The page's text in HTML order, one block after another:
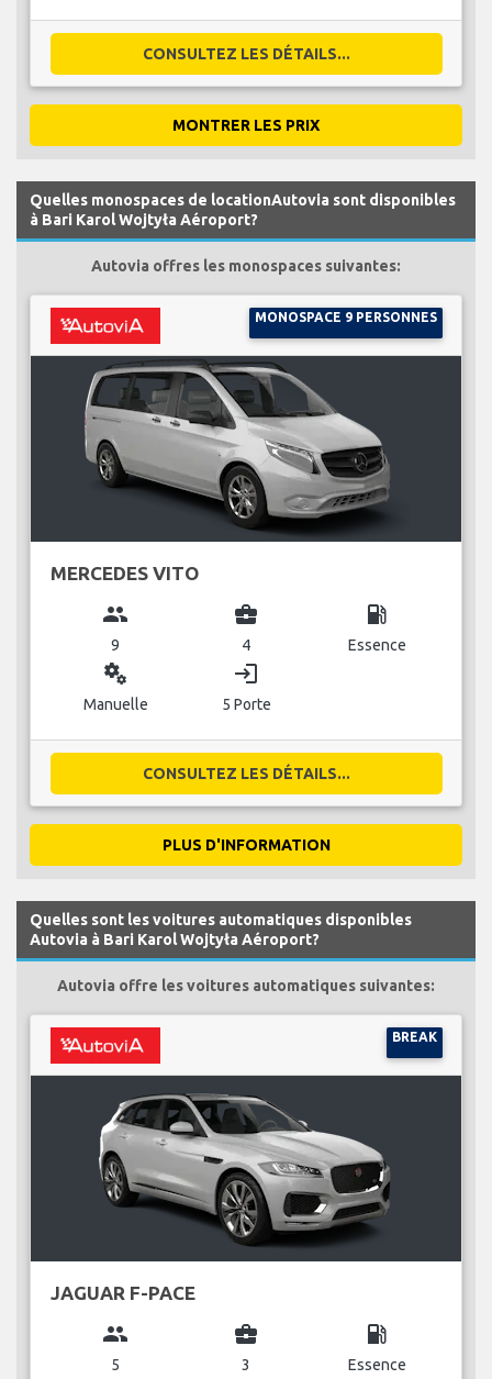
CONSULTEZ LES DÉTAILS...
MONTRER LES PRIX
Quelles monospaces de locationAutovia sont disponibles
à Bari Karol Wojtyła Aéroport?
Autovia offres les monospaces suivantes:
MONOSPACE 9 PERSONNES
MERCEDES VITO
group
9
business_center
4
local_gas_station
Essence
miscellaneous_services
Manuelle
login
5 Porte
CONSULTEZ LES DÉTAILS...
PLUS D'INFORMATION
Quelles sont les voitures automatiques disponibles
Autovia à Bari Karol Wojtyła Aéroport?
Autovia offre les voitures automatiques suivantes:
BREAK
JAGUAR F-PACE
group
5
business_center
3
local_gas_station
Essence